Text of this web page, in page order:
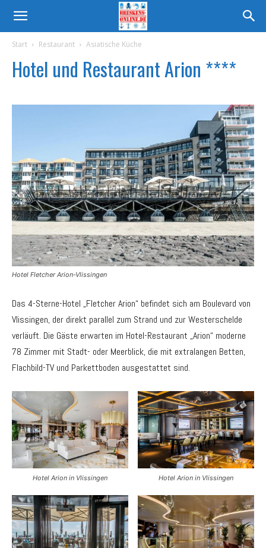
Start Restaurant Asiatische Küche
Hotel und Restaurant Arion ****
Hotel Fletcher Arion-Vlissingen
Das 4-Sterne-Hotel „Fletcher Arion“ befindet sich am Boulevard von
Vlissingen, der direkt parallel zum Strand und zur Westerschelde
verläuft. Die Gäste erwarten im Hotel-Restaurant „Arion“ moderne
78 Zimmer mit Stadt- oder Meerblick, die mit extralangen Betten,
Flachbild-TV und Parkettboden ausgestattet sind.
Hotel Arion in Vlissingen Hotel Arion in Vlissingen